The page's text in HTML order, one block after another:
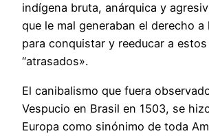
indígena bruta, anárquica y
que le mal generaban el derecho a
para conquistar y reeducar a
“atrasados».
El canibalismo que fuera
Vespucio en Brasil en 1503, se
Europa como sinónimo de toda